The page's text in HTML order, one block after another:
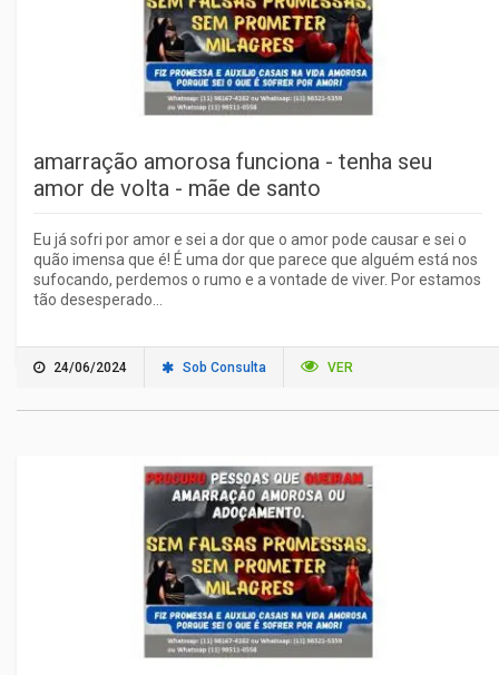
amarração amorosa funciona - tenha seu
amor de volta - mãe de santo
Eu já sofri por amor e sei a dor que o amor pode causar e sei o
quão imensa que é! É uma dor que parece que alguém está nos
sufocando, perdemos o rumo e a vontade de viver. Por estamos
tão desesperado...
24/06/2024 Sob Consulta VER